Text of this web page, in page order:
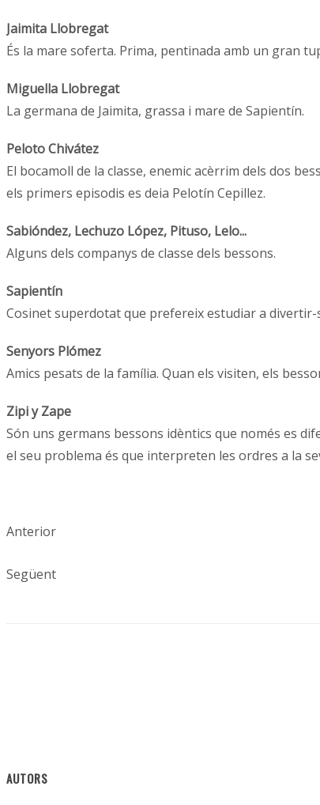
Jaimita Llobregat
És la mare soferta. Prima, pentinada amb un gran
Miguella Llobregat
La germana de Jaimita, grassa i mare de Sapientín.
Peloto Chivátez
El bocamoll de la classe, enemic acèrrim dels dos
els primers episodis es deia Pelotín Cepillez.
Sabióndez, Lechuzo López, Pituso, Lelo...
Alguns dels companys de classe dels bessons.
Sapientín
Cosinet superdotat que prefereix estudiar a divertir-
Senyors Plómez
Amics pesats de la família. Quan els visiten, els
Zipi y Zape
Són uns germans bessons idèntics que només es
el seu problema és que interpreten les ordres a la
Anterior
Següent
AUTORS